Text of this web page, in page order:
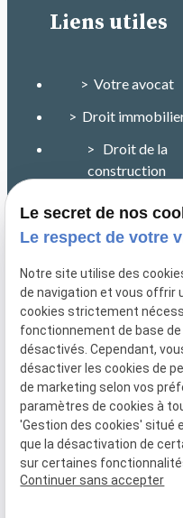
Liens utiles
> Votre avocat
> Droit
> Droit de la
construction
> Droit de la
> Plan du site
> Mentions
> Politique de
confidentialité
> Gestion des
Le secret de nos
Le respect de votre
Notre site utilise des
de navigation et vous offrir
cookies strictement
fonctionnement de base
désactivés. Cependant,
désactiver les cookies de
de marketing selon vos
paramètres de cookies à
'Gestion des cookies' situé
que la désactivation de
sur certaines
Continuer sans accepter